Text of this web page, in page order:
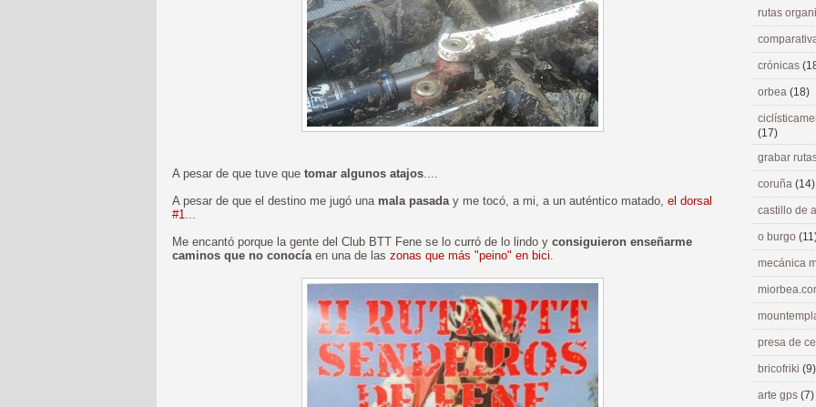
A pesar de que tuve que tomar algunos atajos....
A pesar de que el destino me jugó una mala pasaday me tocó, a mi, a un auténtico matado, el dorsal
#1...
Me encantó porque la gente del Club BTT Fene se lo curró de lo lindo y consiguieron enseñarme
caminos que no conocíaen una de las zonas que más "peino" en bici.
rutas
crónicas
orbea (18)
(17)
grabar
coruña (14)
castillo de
o burgo
mecánica
presa de
bricofriki (9)
arte gps (7)